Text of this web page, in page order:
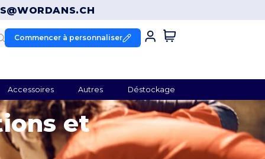
Commencer à personnaliser
Accessoires Autres Déstockage
et